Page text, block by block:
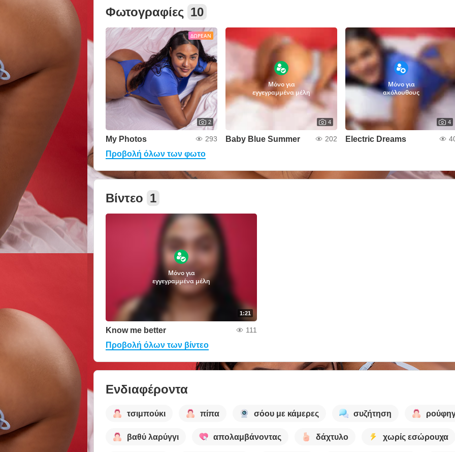
Φωτογραφίες 10
ΔΩΡΕΆΝ
2
My Photos 293
Μόνο για
εγγεγραμμένα μέλη
4
Baby Blue Summer 202
Μόνο για
ακόλουθους
4
Electric Dreams
Προβολή όλων των φωτο
Βίντεο 1
1:21
Μόνο για
εγγεγραμμένα μέλη
Know me better 111
Προβολή όλων των βίντεο
Ενδιαφέροντα
τσιμπούκι πίπα σόου με κάμερες συζήτηση
βαθύ λαρύγγι απολαμβάνοντας δάχτυλο χωρίς εσώρουχα